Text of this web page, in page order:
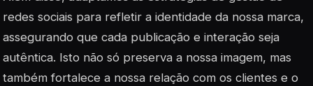
redes sociais para refletir a identidade da nossa marca,
assegurando que cada publicação e interação seja
autêntica. Isto não só preserva a nossa imagem, mas
também fortalece a nossa relação com os clientes e o